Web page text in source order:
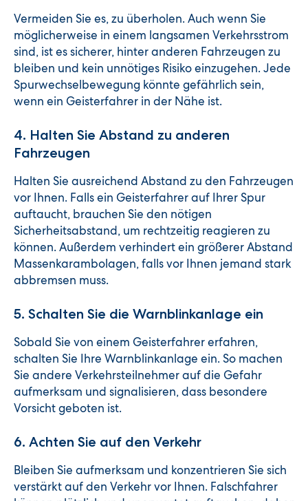
Vermeiden Sie es, zu überholen. Auch wenn Sie
möglicherweise in einem langsamen Verkehrsstrom
sind, ist es sicherer, hinter anderen Fahrzeugen zu
bleiben und kein unnötiges Risiko einzugehen. Jede
Spurwechselbewegung könnte gefährlich sein,
wenn ein Geisterfahrer in der Nähe ist.
4. Halten Sie Abstand zu anderen
Fahrzeugen
Halten Sie ausreichend Abstand zu den Fahrzeugen
vor Ihnen. Falls ein Geisterfahrer auf Ihrer Spur
auftaucht, brauchen Sie den nötigen
Sicherheitsabstand, um rechtzeitig reagieren zu
können. Außerdem verhindert ein größerer Abstand
Massenkarambolagen, falls vor Ihnen jemand stark
abbremsen muss.
5. Schalten Sie die Warnblinkanlage ein
Sobald Sie von einem Geisterfahrer erfahren,
schalten Sie Ihre Warnblinkanlage ein. So machen
Sie andere Verkehrsteilnehmer auf die Gefahr
aufmerksam und signalisieren, dass besondere
Vorsicht geboten ist.
6. Achten Sie auf den Verkehr
Bleiben Sie aufmerksam und konzentrieren Sie sich
verstärkt auf den Verkehr vor Ihnen. Falschfahrer